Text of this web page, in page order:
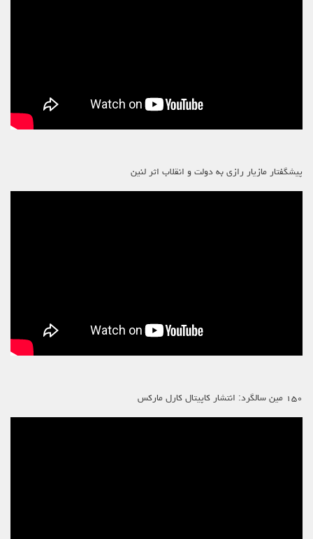
پیشگفتار مازیار رازی به دولت و انقلاب اثر لنین
۱۵۰ مین سالگرد: انتشار کاپیتال کارل مارکس